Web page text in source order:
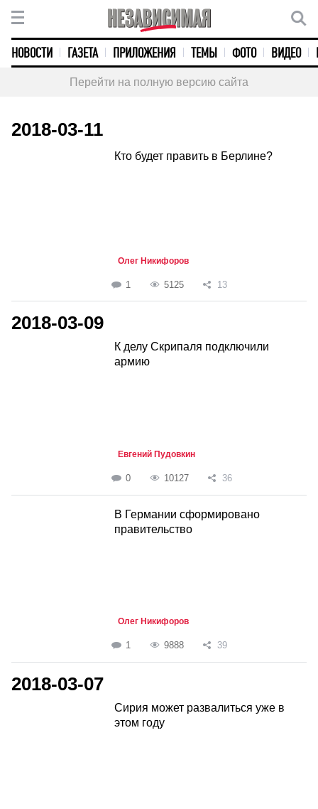
НОВОСТИ ГАЗЕТА ПРИЛОЖЕНИЯ ТЕМЫ ФОТО ВИДЕО
Перейти на полную версию сайта
2018-03-11
Кто будет править в Берлине?
Олег Никифоров
1 5125 13
2018-03-09
К делу Скрипаля подключили
армию
Евгений Пудовкин
0 10127 36
В Германии сформировано
правительство
Олег Никифоров
1 9888 39
2018-03-07
Сирия может развалиться уже в
этом году